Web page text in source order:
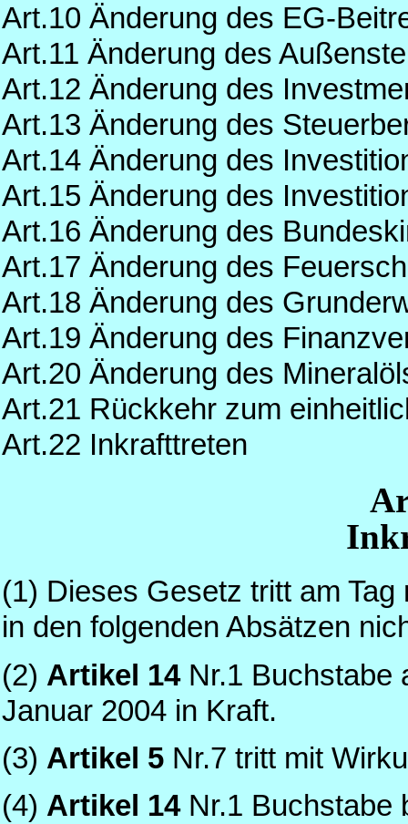
Art.10 Änderung des EG-
Art.11 Änderung des
Art.12 Änderung des
Art.13 Änderung des
Art.14 Änderung des
Art.15 Änderung des
Art.16 Änderung des
Art.17 Änderung des
Art.18 Änderung des
Art.19 Änderung des
Art.20 Änderung des
Art.21 Rückkehr zum
Art.22 Inkrafttreten
(1) Dieses Gesetz tritt am
in den folgenden Absätzen
(2) Artikel 14Nr.1 Buchstabe
Januar 2004 in Kraft.
(3) Artikel 5 Nr.7 tritt mit
(4) Artikel 14Nr.1 Buchstabe